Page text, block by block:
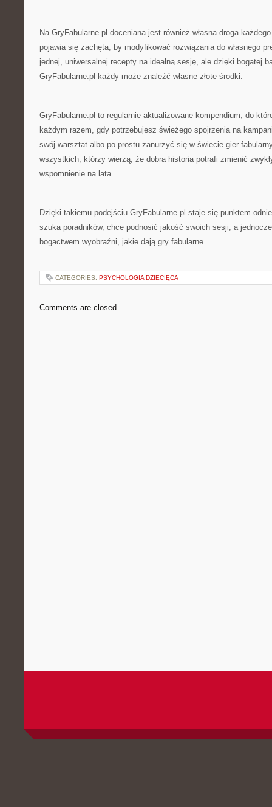
Na GryFabularne.pl doceniana jest również własna droga
pojawia się zachęta, by modyfikować rozwiązania do własnego
jednej, uniwersalnej recepty na idealną sesję, ale dzięki bogatej
GryFabularne.pl każdy może znaleźć własne złote środki.
GryFabularne.pl to regularnie aktualizowane kompendium, do
każdym razem, gdy potrzebujesz świeżego spojrzenia na
swój warsztat albo po prostu zanurzyć się w świecie gier
wszystkich, którzy wierzą, że dobra historia potrafi zmienić
wspomnienie na lata.
Dzięki takiemu podejściu GryFabularne.pl staje się punktem
szuka poradników, chce podnosić jakość swoich sesji, a
bogactwem wyobraźni, jakie dają gry fabularne.
CATEGORIES: PSYCHOLOGIA DZIECIĘCA
Comments are closed.